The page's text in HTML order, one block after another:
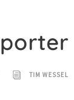
TIM WESSEL